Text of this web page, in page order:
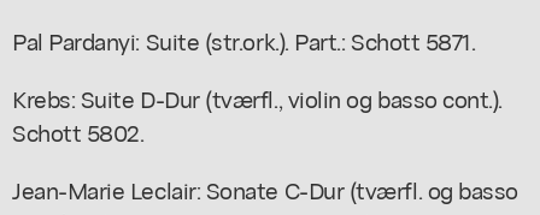
Pal Pardanyi: Suite (str.ork.). Part.: Schott 5871.
Krebs: Suite D-Dur (tværfl., violin og basso cont.).
Schott 5802.
Jean-Marie Leclair: Sonate C-Dur (tværfl. og basso